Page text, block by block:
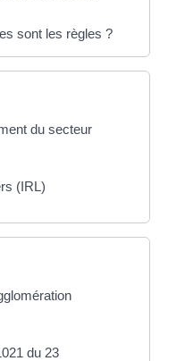
sont les règles ?
du secteur
(IRL)
du 23